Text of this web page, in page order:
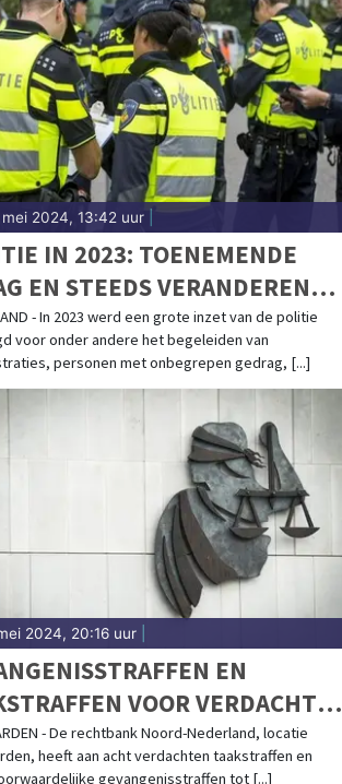
mei 2024, 13:42 uur|
IN 2023: TOENEMENDE
EN STEEDS VERANDEREND
- In 2023 werd een grote inzet van de politie
voor onder andere het begeleiden van
personen met onbegrepen gedrag, [...]
2024, 20:16 uur|
EN
VOOR VERDACHTEN
A7
- De rechtbank Noord-Nederland, locatie
heeft aan acht verdachten taakstraffen en
gevangenisstraffen tot [...]